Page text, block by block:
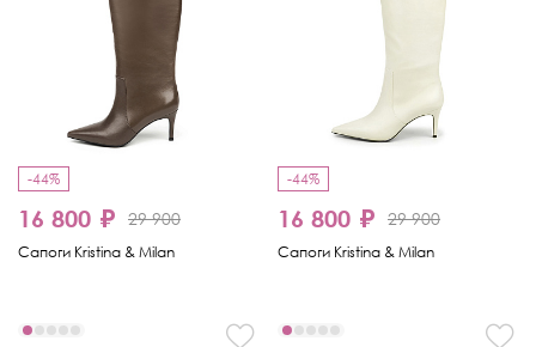
-44%
16 800 ₽ 29 900
Сапоги Kristina & Milan
-44%
16 800 ₽ 29 900
Сапоги Kristina & Milan